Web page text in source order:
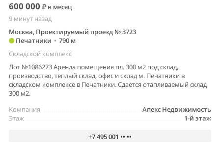
600 000
в месяц
9 минут назад
Москва, Проектируемый проезд № 3723
Печатники • 790 м
Складской комплекс
Лот №1086273 Аренда помещения пл. 300 м2 под склад,
производство, теплый склад, офис и склад м. Печатники в
складском комплексе в Печатники. Сдается отапливаемый склад
300 м2.
Апекс Недвижимость
Компания
1-й этаж
Этаж
+7 495 001 •• ••